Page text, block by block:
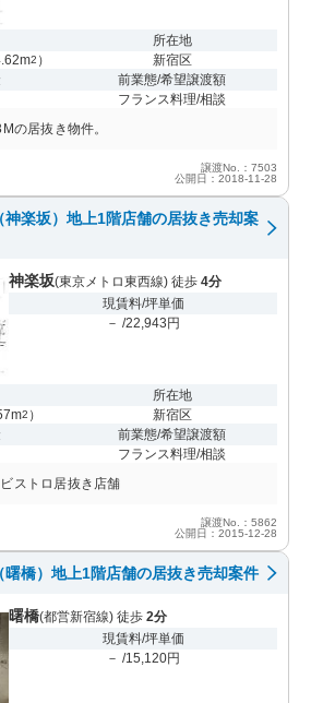
2 ）
所在地
新宿区
前業態/希望譲渡額
フランス料理/相談
の居抜き物件。
譲渡No.：7503
公開日：2018-11-28
神楽坂）地上1階店舗の居抜き売却案
神楽坂(東京メトロ東西線) 徒歩 4分
現賃料/坪単価
－ /22,943円
2 ）
所在地
新宿区
前業態/希望譲渡額
フランス料理/相談
ストロ居抜き店舗
譲渡No.：5862
公開日：2015-12-28
曙橋）地上1階店舗の居抜き売却案件
曙橋(都営新宿線) 徒歩 2分
現賃料/坪単価
－ /15,120円